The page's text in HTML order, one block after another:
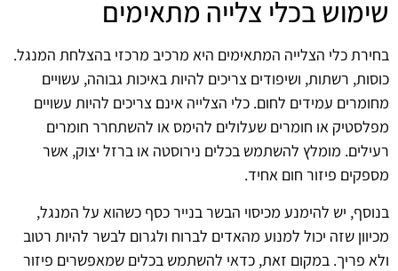
שימוש בכלי צלייה מתאימים
בחירת כלי הצלייה המתאימים היא מרכיב מרכזי בהצלחת המנגל.
כוסות, רשתות, ושיפודים צריכים להיות באיכות גבוהה, עשויים
מחומרים עמידים לחום. כלי הצלייה אינם צריכים להיות עשויים
מפלסטיק או חומרים שעלולים להימס או להשתחרר חומרים
רעילים. מומלץ להשתמש בכלים נירוסטה או ברזל יצוק, אשר
מספקים פיזור חום אחיד.
בנוסף, יש להימנע מכיסוי הבשר בנייר כסף כשהוא על המנגל,
מכיוון שזה יכול למנוע מהאדים לברוח ולגרום לבשר להיות רטוב
ולא פריך. במקום זאת, כדאי להשתמש בכלים שמאפשרים פיזור